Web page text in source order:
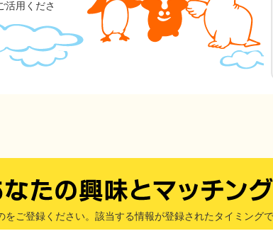
活用くださ
をご登録ください。該当する情報が登録されたタイミング